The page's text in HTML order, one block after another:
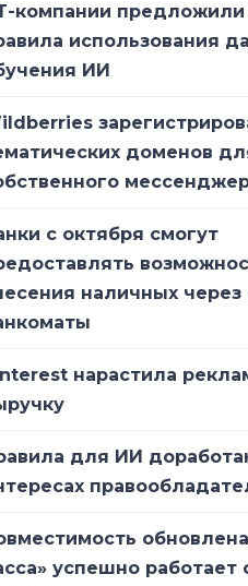
компании предложили
использования
ИИ
доменов
с октября смогут
наличных через
нарастила
для ИИ
успешно работает